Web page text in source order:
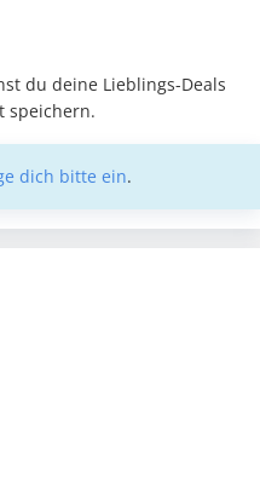
du deine Lieblings-Deals
speichern.
dich bitte ein.